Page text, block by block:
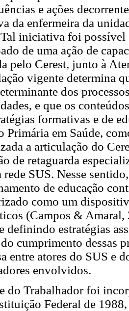
e ações
da enfermeira da
iniciativa foi
de uma ação de
pelo Cerest, junto à
vigente determina
dos
e que os
formativas e de
Primária em Saúde,
a articulação do
de retaguarda
rede SUS. Nesse
de educação
como um
(Campos &
definindo estratégias
cumprimento dessas
entre atores do SUS e
envolvidos.
do Trabalhador foi
Federal de